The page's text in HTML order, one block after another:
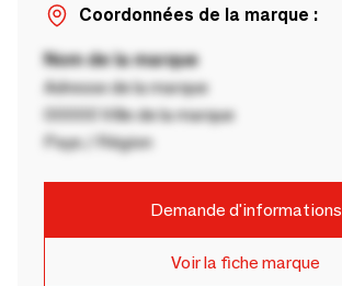
Coordonnées de la marque :
Nom de la marque
Adresse de la marque
00000 Ville de la marque
Pays / Région
Demande d'informations
Voir la fiche marque